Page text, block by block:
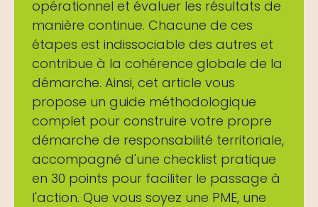
opérationnel et évaluer les résultats de
manière continue. Chacune de ces
étapes est indissociable des autres et
contribue à la cohérence globale de la
démarche. Ainsi, cet article vous
propose un guide méthodologique
complet pour construire votre propre
démarche de responsabilité territoriale,
accompagné d'une checklist pratique
en 30 points pour faciliter le passage à
l'action. Que vous soyez une PME, une